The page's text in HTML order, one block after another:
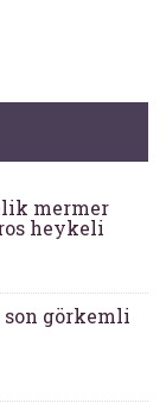
mermer
heykeli
görkemli